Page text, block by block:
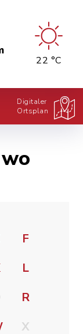
22 °C
Digitaler
Ortsplan
F
L
R
X